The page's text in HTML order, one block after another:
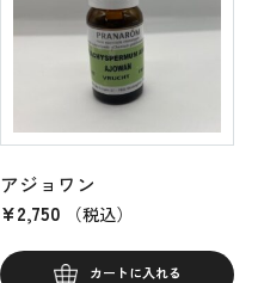
アジョワン
¥2,750 （税込）
カートに入れる